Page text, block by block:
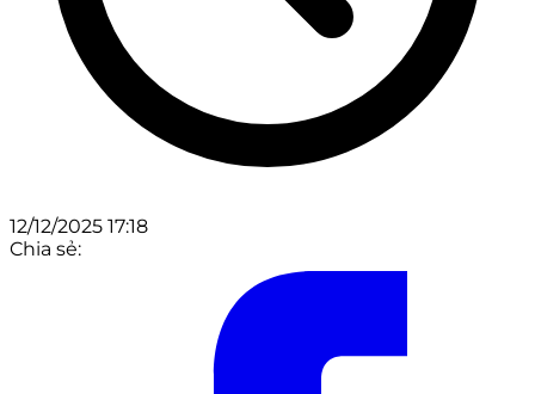
12/12/2025 17:18
Chia sẻ: